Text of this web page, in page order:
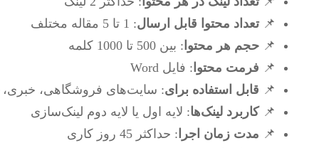
📌تعداد محتوا قابل ارسال: 1 تا 5 مقاله مختلف
📌حجم هر محتوا : بین 500 تا 1000 کلمه
📌 فرمت محتوا : فایل Word
📌 قابل استفاده برای: سایت‌های فروشگاهی، خبری،
📌کاربرد لینک‌ها: لایه اول یا لایه دوم لینک‌سازی
📌 مدت زمان اجرا : حداکثر 45 روز کاری